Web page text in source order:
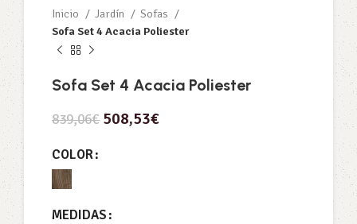
Inicio Jardín
Sofas
Sofa Set 4 Acacia Poliester
Sofa Set 4 Acacia Poliester
839,06€ 508,53€
COLOR
MEDIDAS